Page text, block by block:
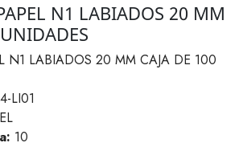
N1 LABIADOS 20 MM
N1 LABIADOS 20 MM CAJA DE 100
LI01
10